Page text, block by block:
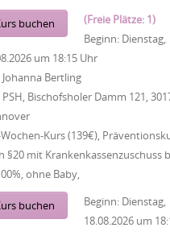
buchen
(Freie Plätze: 1)
Beginn: Dienstag,
um 18:15 Uhr
Johanna Bertling
PSH, Bischofsholer Damm 121,
Kurs (139€),
§20 mit Krankenkassenzuschuss
ohne Baby,
buchen Beginn: Dienstag,
18.08.2026 um